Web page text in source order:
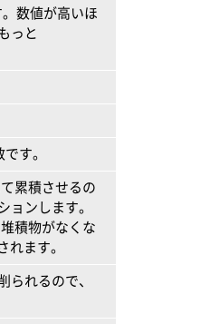
数値が高いほ
っと
す。
累積させるの
ンします。
積物がなくな
ます。
れるので、